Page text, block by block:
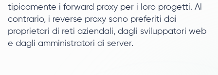
tipicamente i forward proxy per i loro progetti. Al
contrario, i reverse proxy sono preferiti dai
proprietari di reti aziendali, dagli sviluppatori web
e dagli amministratori di server.